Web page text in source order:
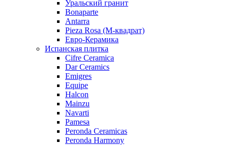
Уральский гранит
Bonaparte
Antarra
Pieza Rosa (М-квадрат)
Евро-Керамика
Испанская плитка
Cifre Ceramica
Dar Ceramics
Emigres
Equipe
Halcon
Mainzu
Navarti
Pamesa
Peronda Ceramicas
Peronda Harmony